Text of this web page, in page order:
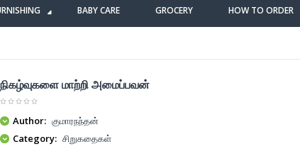
BABY CARE GROCERY HOW TO ORDER
நிகழ்வுகளை மாற்றி அமைப்பவன்
Author: குமாரநந்தன்
Category: சிறுகதைகள்